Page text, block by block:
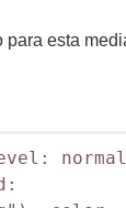
para esta